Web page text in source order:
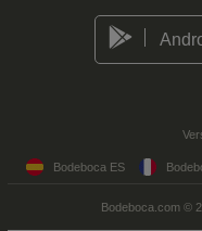
Bodeboca ES
Bodeboca.com ©